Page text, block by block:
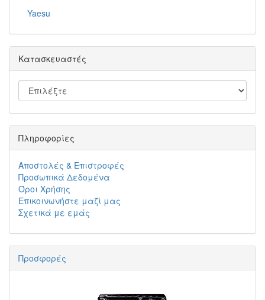
Yaesu
Κατασκευαστές
Πληροφορίες
Αποστολές & Επιστροφές
Προσωπικά Δεδομένα
Όροι Χρήσης
Επικοινωνήστε μαζί μας
Σχετικά με εμάς
Προσφορές